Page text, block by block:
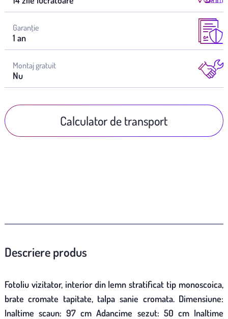
Garanţie
1 an
Montaj gratuit
Nu
Calculator de transport
Descriere produs
Fotoliu vizitator, interior din lemn stratificat tip monoscoica,
brate cromate tapitate, talpa sanie cromata. Dimensiune:
Inaltime scaun: 97 cm Adancime sezut: 50 cm Inaltime